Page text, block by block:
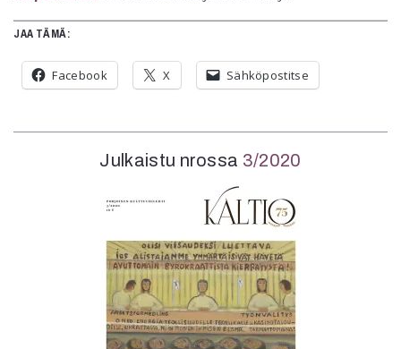
Julkaistu nrossa 3/2020
JAA TÄMÄ:
Facebook X Sähköpostitse